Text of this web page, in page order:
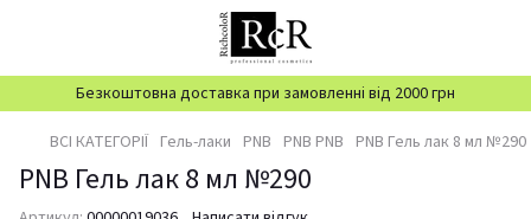
Безкоштовна доставка при замовленні від 2000 грн
ВСІ КАТЕГОРІЇ Гель-лаки PNB PNB PNB PNB Гель лак 8 мл №290
PNB Гель лак 8 мл №290